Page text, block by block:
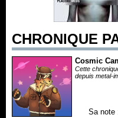
CHRONIQUE
Cosmic
Cette
depuis metal-
Sa note